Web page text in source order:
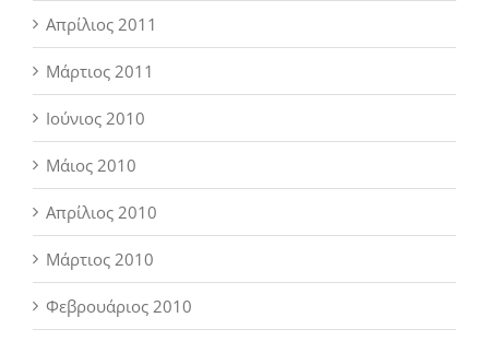
Απρίλιος 2011
Μάρτιος 2011
Ιούνιος 2010
Μάιος 2010
Απρίλιος 2010
Μάρτιος 2010
Φεβρουάριος 2010